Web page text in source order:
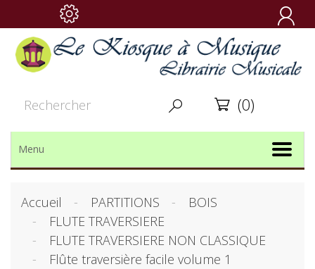

  (0)
Menu
Accueil PARTITIONS
BOIS
FLUTE TRAVERSIERE
FLUTE TRAVERSIERE NON CLASSIQUE
Flûte traversière facile volume 1